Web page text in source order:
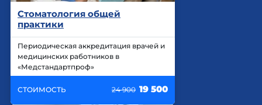
Стоматология общей
практики
Периодическая аккредитация врачей и
медицинских работников в
«Медстандартпроф»
СТОИМОСТЬ 24 900 19 500